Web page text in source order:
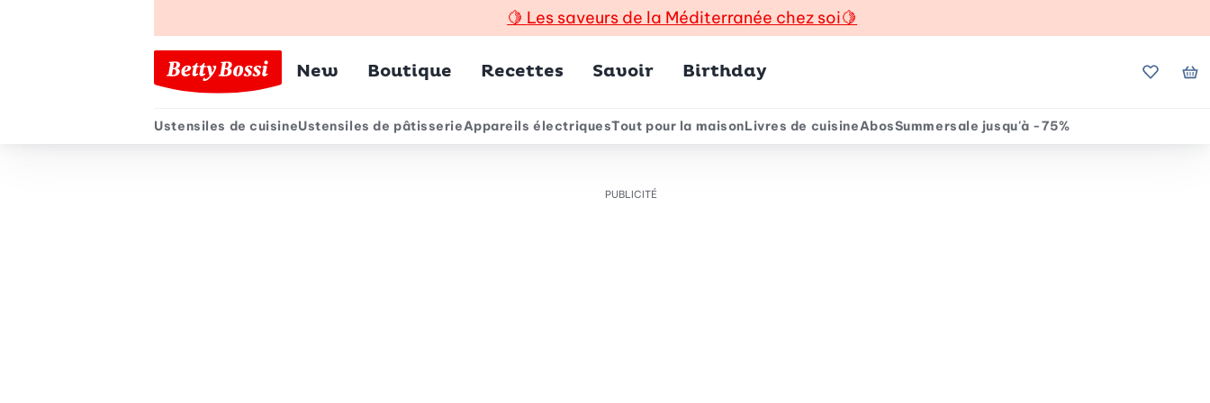
🍋 Les saveurs de la Méditerranée chez soi🍋
Menu principal
New Boutique Recettes Savoir Birthday Mes
Menu secondaire
Ustensiles de cuisineUstensiles de pâtisserieAppareils électriquesTout pour la maisonLivres de cuisineAbosSummersale jusqu'à -75%
PUBLICITÉ